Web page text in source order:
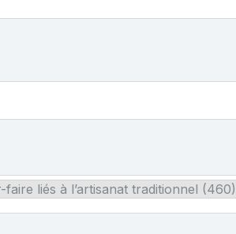
faire liés à l’artisanat traditionnel (460)